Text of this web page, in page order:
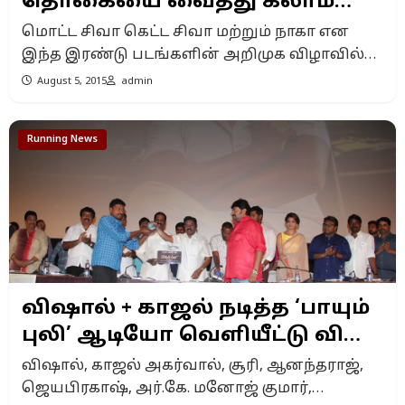
அறக்கட்டளை : ராகவா
லாரன்ஸ் தொடங்கினார்.
மொட்ட சிவா கெட்ட சிவா மற்றும் நாகா என
இந்த இரண்டு படங்களின் அறிமுக விழாவில்
தனக்கு வழங்கப்பட்ட ஒரு கோடி ரூபாய்
அறக்கட்டளையைத் தொடங்கியுள்ளார் நடிகரும்
இயக்குநருமான ராகவா லாரன்ஸ். இவருடைய
அறக்கட்டளையில் பிரபல தொகுப்பாளர் டிடியும்
இணைந்துள்ளார். அடுத்தடுத்து
‘காஞ்சனா’க்களின் வெற்றிகளை ருசித்த
ராகவா லாரன்ஸ் ,ராகவேந்திரா புரொடக்ஷன்,
வேந்தர் மூவீஸ் எஸ்.மதன் வழங்கும் ‘மொட்ட
சிவா கெட்ட சிவா’ மற்றும் ‘நாகா’ படங்களை
ஒரே நேரத்தில் தொடங்கி […]
August 5, 2015 admin
Running News
விஷால் + காஜல் நடித்த ‘பாயும்
புலி’ ஆடியோ வெளியீட்டு விழா
ஆல்பம் + டிரைலர்!
விஷால், காஜல் அகர்வால், சூரி, ஆனந்தராஜ்,
ஜெயபிரகாஷ், அர்.கே. மனோஜ் குமார்,